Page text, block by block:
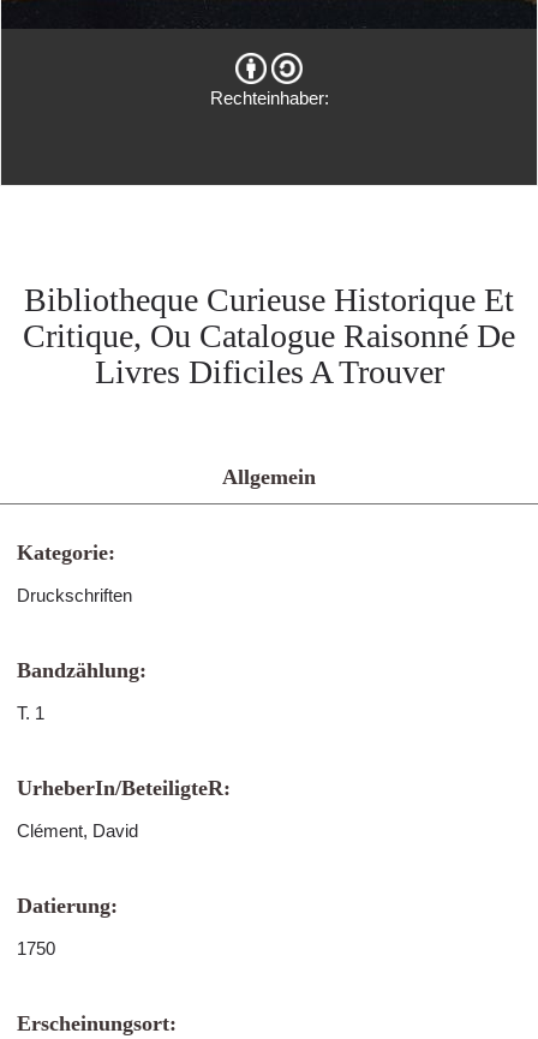
Rechteinhaber:
Bibliotheque Curieuse Historique Et
Critique, Ou Catalogue Raisonné De
Livres Dificiles A Trouver
Allgemein
Kategorie:
Druckschriften
Bandzählung:
T. 1
UrheberIn/BeteiligteR:
Clément, David
Datierung:
1750
Erscheinungsort: